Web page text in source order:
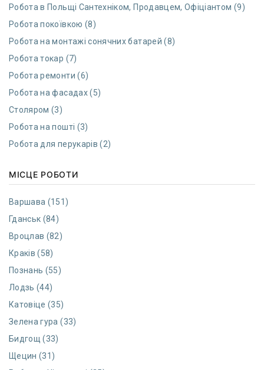
Робота в Польщі Сантехніком, Продавцем, Офіціантом (9)
Робота покоївкою (8)
Робота на монтажі сонячних батарей (8)
Робота токар (7)
Робота ремонти (6)
Робота на фасадах (5)
Столяром (3)
Робота на пошті (3)
Робота для перукарів (2)
МІСЦЕ РОБОТИ
Варшава (151)
Гданcьк (84)
Вроцлав (82)
Краків (58)
Познань (55)
Лодзь (44)
Катовіце (35)
Зелена гура (33)
Бидгощ (33)
Щецин (31)